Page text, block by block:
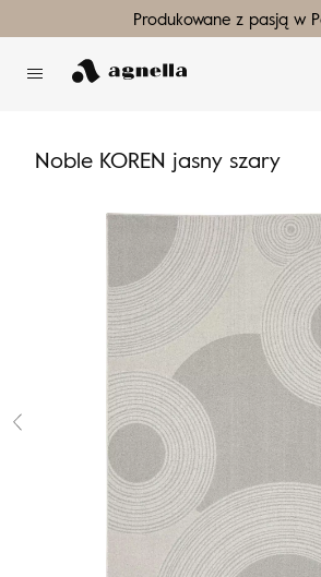
Produkowane z pasją w
Noble KOREN jasny szary